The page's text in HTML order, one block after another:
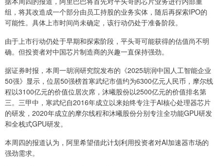
组，将其改造成一个部分由员工持股的业务实体，随后再探索IPO的
可能性。具体上市时间尚未确定，该行动仍处于准备阶段。
由于上市行动仍处于早期和探索阶段，平头哥可能获得的估值尚不明
确。但投资者对中国芯片制造商的兴趣一直保持强劲。
据证券时报，本周一胡润研究院发布的《2025胡润中国人工智能企业
50强》显示，位居50强榜首寒武纪市值约为6300亿元人民币，摩尔线
程以3100亿元的价值位居次席，沐曦股份以2500亿元的价值排名第
三。三甲中，寒武纪自2016年成立以来始终专注于AI核心处理器芯片
的研发，2020年成立的摩尔线程和沐曦股份分别专注全功能GPU研发
和全栈式GPU研发。
本周四的报道认为，阿里希望借此计划利用投资者对AI加速器市场的
强劲需求。